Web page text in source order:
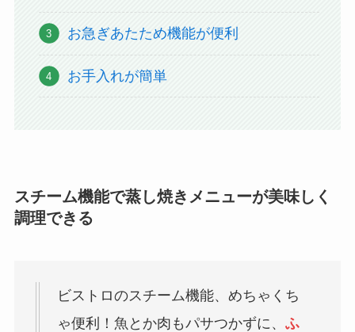
お急ぎあたため機能が便利
お手入れが簡単
スチーム機能で蒸し焼きメニューが美味しく
調理できる
ビストロのスチーム機能、めちゃくち
ゃ便利！魚とか肉もパサつかずに、 ふ